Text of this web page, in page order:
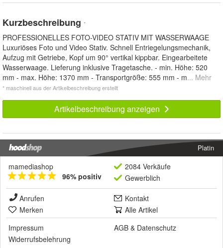
Kurzbeschreibung *
PROFESSIONELLES FOTO-VIDEO STATIV MIT WASSERWAAGE
Luxuriöses Foto und Video Stativ. Schnell Entriegelungsmechanik,
Aufzug mit Getriebe, Kopf um 90° vertikal kippbar. Eingearbeitete
Wasserwaage. Lieferung inklusive Tragetasche. - min. Höhe: 520
mm - max. Höhe: 1370 mm - Transportgröße: 555 mm - m... Mehr
* maschinell aus der Artikelbeschreibung erstellt
Artikelbeschreibung anzeigen
Platin
mamediashop
96% positiv
2084 Verkäufe
Gewerblich
Anrufen
Kontakt
Merken
Alle Artikel
Impressum
AGB & Datenschutz
Widerrufsbelehrung